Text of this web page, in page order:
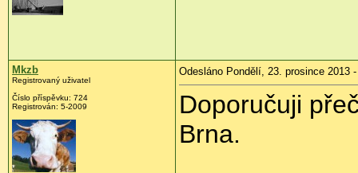
Mkzb
Registrovaný uživatel
Číslo příspěvku: 724
Registrován: 5-2009
Odesláno Pondělí, 23. prosince 2013
Doporučuji
Brna.